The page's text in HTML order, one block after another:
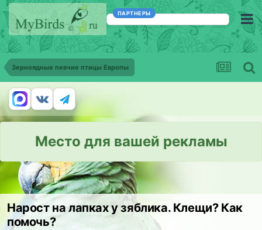
ПАРТНЕРЫ
Зерноядные певчие птицы Европы
Место для вашей рекламы
Нарост на лапках у зяблика. Клещи? Как
помочь?